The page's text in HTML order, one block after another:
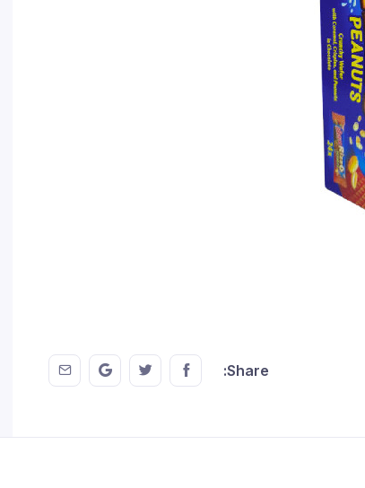
Share:
Share this on FaceBook
Share this on Twitter
on GMail